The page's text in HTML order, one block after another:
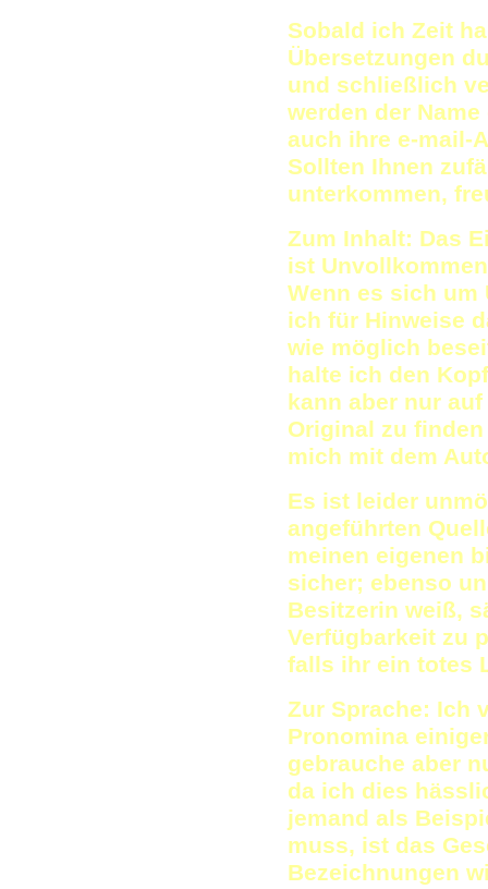
Sobald ich Zeit
Übersetzungen
und schließlich
werden der
auch ihre e-mail-
Sollten Ihnen
unterkommen,
Zum Inhalt: Das
ist
Wenn es sich
ich für Hinweise
wie möglich
halte ich den
kann aber nur
Original zu
mich mit dem
Es ist leider
angeführten
meinen eigenen
sicher; ebenso
Besitzerin weiß,
Verfügbarkeit zu
falls ihr ein totes
Zur Sprache: Ich
Pronomina
gebrauche aber
da ich dies
jemand als
muss, ist das
Bezeichnungen